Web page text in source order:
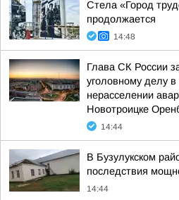
Стела «Город
продолжается
14:48
Глава СК России
уголовному делу
нерасселении
Новотроицке
14:44
В Бузулукском
последствия
14:44